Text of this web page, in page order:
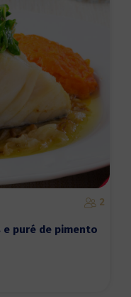
2
puré de pimento